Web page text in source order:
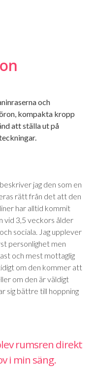
och
kompakta kropp
att ställa ut på
jag den som en
rätt från det att den
har alltid kommit
vid 3,5 veckors ålder
sociala. Jag upplever
personlighet men
och mest mottaglig
om den kommer att
om den är väldigt
sig bättre till hoppning
rumsren direkt
i min säng.